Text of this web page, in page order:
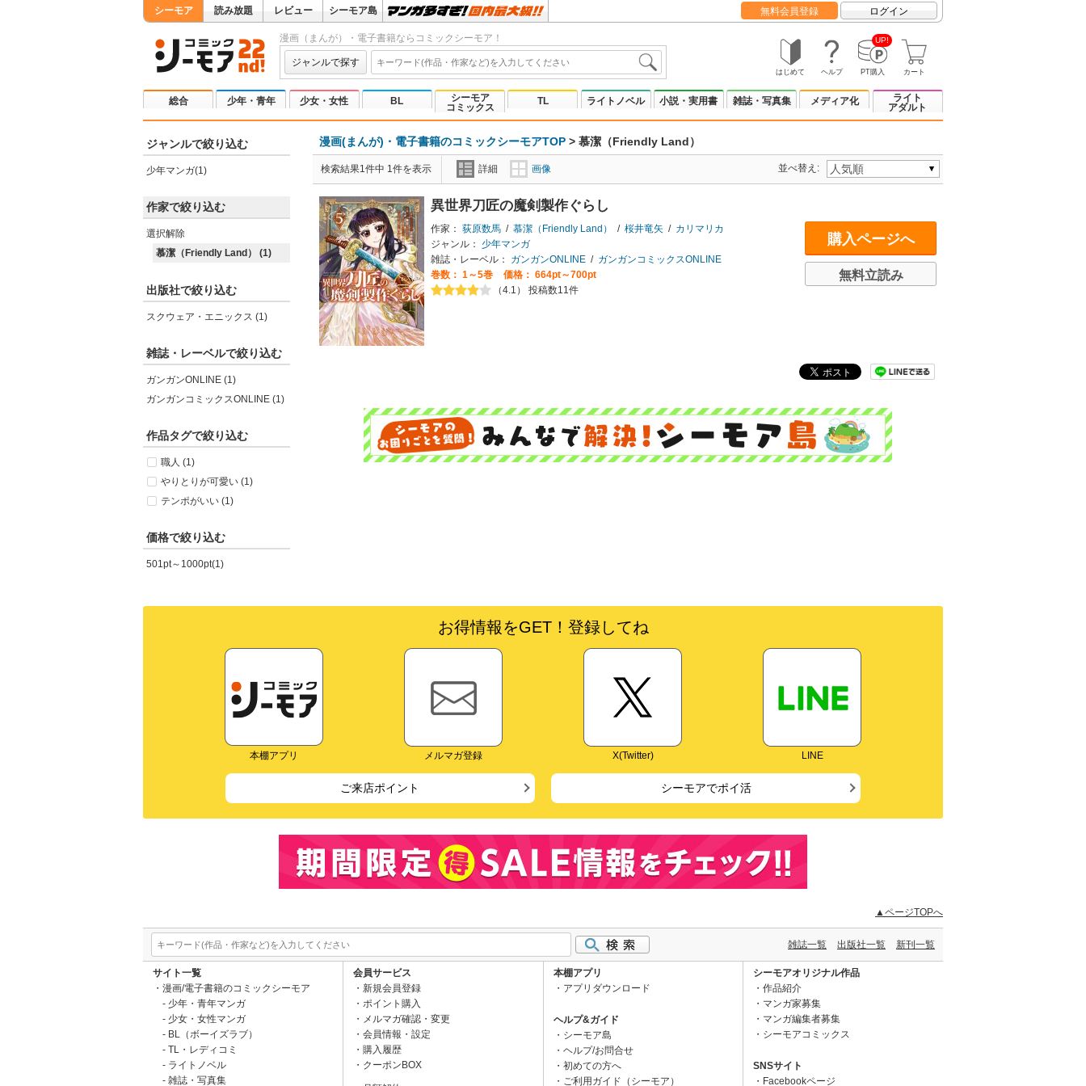
シーモア 読み放題 レビュー シーモア島 無料会員登録 ログイン
漫画（まんが）・電子書籍ならコミックシーモア！
ジャンルで探す
はじめて ヘルプ
UP!
PT購入 カート
総合 少年・青年 少女・女性 BL
シーモア
コミックス
TL ライトノベル 小説・実用書 雑誌・写真集 メディア化
ライト
アダルト
ジャンルで絞り込む
少年マンガ(1)
作家で絞り込む
選択解除
慕潔（Friendly Land） (1)
出版社で絞り込む
スクウェア・エニックス (1)
雑誌・レーベルで絞り込む
ガンガンONLINE (1)
ガンガンコミックスONLINE (1)
作品タグで絞り込む
職人 (1)
やりとりが可愛い (1)
テンポがいい (1)
価格で絞り込む
501pt～1000pt(1)
漫画(まんが)・電子書籍のコミックシーモアTOP > 慕潔（Friendly Land）
検索結果1件中 1件を表示 詳細 画像 並べ替え:
異世界刀匠の魔剣製作ぐらし
作家： 荻原数馬 / 慕潔（Friendly Land） / 桜井竜矢 / カリマリカ
ジャンル：
少年マンガ
雑誌・レーベル：
ガンガンONLINE / ガンガンコミックスONLINE
巻数： 1～5巻
価格： 664pt～700pt
（4.1） 投稿数11件
購入ページへ
無料立読み
お得情報をGET！登録してね
本棚アプリ メルマガ登録 X(Twitter) LINE
ご来店ポイント シーモアでポイ活
▲ページTOPへ
雑誌一覧 出版社一覧 新刊一覧
サイト一覧
漫画/電子書籍のコミックシーモア
少年・青年マンガ
少女・女性マンガ
BL（ボーイズラブ）
TL・レディコミ
ライトノベル
雑誌・写真集
会員サービス
新規会員登録
ポイント購入
メルマガ確認・変更
会員情報・設定
購入履歴
クーポンBOX
本棚アプリ
アプリダウンロード
ヘルプ&ガイド
シーモア島
ヘルプ/お問合せ
初めての方へ
ご利用ガイド（シーモア）
シーモアオリジナル作品
作品紹介
マンガ家募集
マンガ編集者募集
シーモアコミックス
SNSサイト
Facebookページ